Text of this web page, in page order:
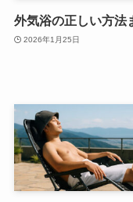
外気浴の正しい方法
2026年1月25日